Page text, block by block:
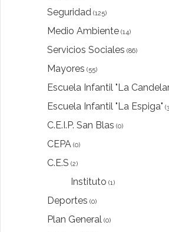
Seguridad (125)
Medio Ambiente (14)
Servicios Sociales (86)
Mayores (55)
Escuela Infantil "La
Escuela Infantil "La Espiga"
C.E.I.P. San Blas (0)
CEPA (0)
C.E.S (2)
Instituto (1)
Deportes (0)
Plan General (0)